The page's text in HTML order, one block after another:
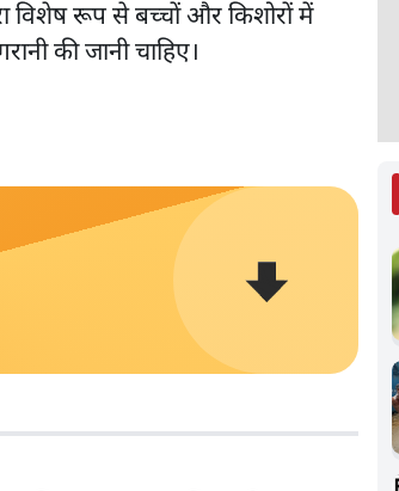
विशेष रूप से बच्चों और किशोरों में
की जानी चाहिए।